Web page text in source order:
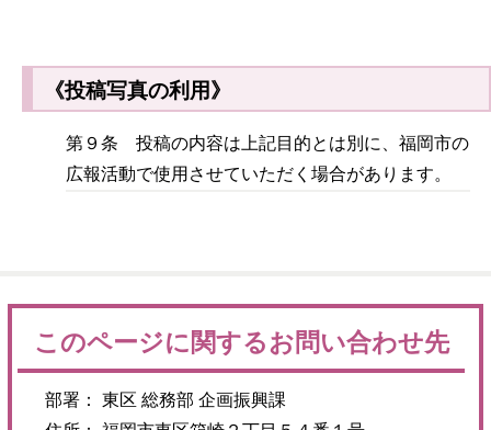
《投稿写真の利用》
第９条 投稿の内容は上記目的とは別に、福岡市の
広報活動で使用させていただく場合があります。
このページに関するお問い合わせ先
部署： 東区 総務部 企画振興課